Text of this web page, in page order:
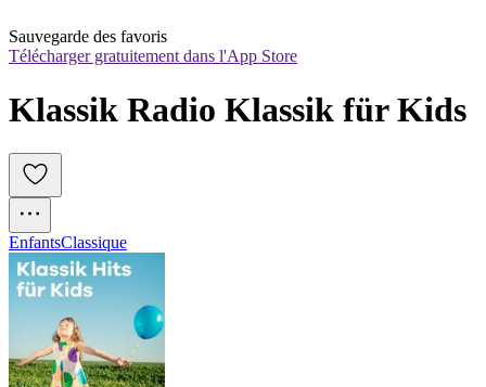
Sauvegarde des favoris
Télécharger gratuitement dans l'App Store
Klassik Radio Klassik für Kids
EnfantsClassique